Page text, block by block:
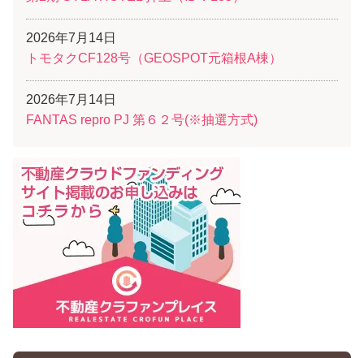
2026年7月14日
トモタクCF128号（GEOSPOT元箱根A棟）
2026年7月14日
FANTAS repro PJ 第６２号(※抽選方式)